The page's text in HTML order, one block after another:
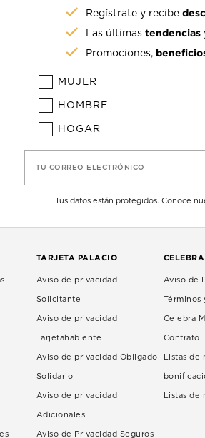
Regístrate y recibe
Las últimastendencias
Promociones,
MUJER
HOMBRE
HOGAR
TU CORREO ELECTRÓNICO
Tus datos están protegidos. Conoce
TARJETA PALACIO
Aviso de privacidad
Solicitante
Aviso de privacidad
Tarjetahabiente
Aviso de privacidad Obligado
Solidario
Aviso de privacidad
Adicionales
Aviso de Privacidad Seguros
CELEBRA
Aviso de
Términos
Celebra
Contrato
Listas de
Listas de